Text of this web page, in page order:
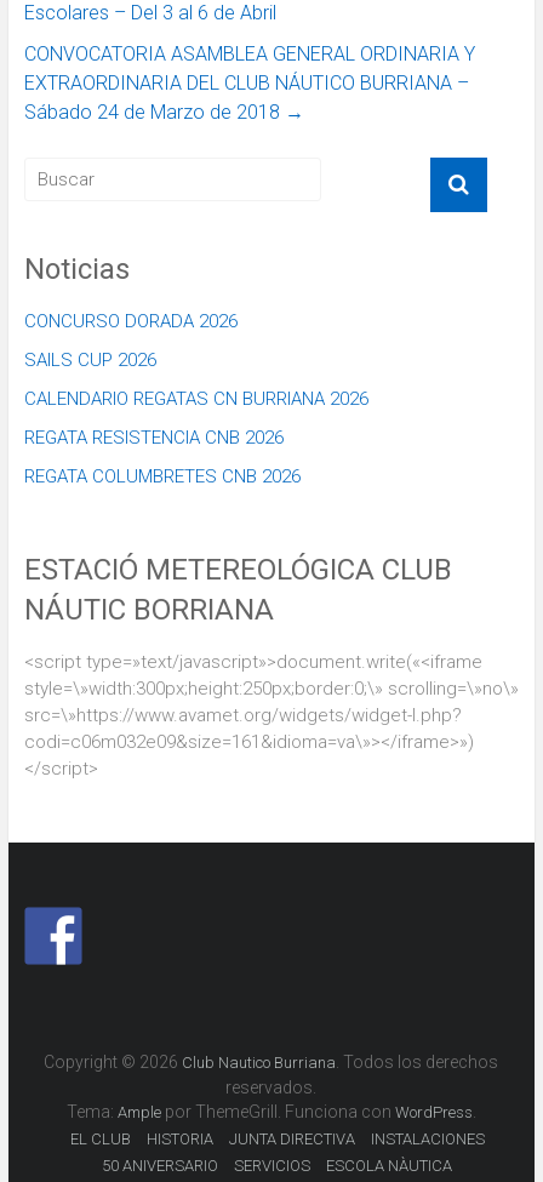
Escolares – Del 3 al 6 de Abril
CONVOCATORIA ASAMBLEA GENERAL ORDINARIA Y
EXTRAORDINARIA DEL CLUB NÁUTICO BURRIANA –
Sábado 24 de Marzo de 2018 →
Noticias
CONCURSO DORADA 2026
SAILS CUP 2026
CALENDARIO REGATAS CN BURRIANA 2026
REGATA RESISTENCIA CNB 2026
REGATA COLUMBRETES CNB 2026
ESTACIÓ METEREOLÓGICA CLUB
NÁUTIC BORRIANA
<script type=»text/javascript»>document.write(«<iframe
style=\»width:300px;height:250px;border:0;\» scrolling=\»no\»
src=\»https://www.avamet.org/widgets/widget-l.php?
codi=c06m032e09&size=161&idioma=va\»></iframe>»)
</script>
Copyright © 2026 Club Nautico Burriana. Todos los derechos
reservados.
Tema: Amplepor ThemeGrill. Funciona con WordPress.
EL CLUB HISTORIA JUNTA DIRECTIVA
INSTALACIONES
50 ANIVERSARIO
SERVICIOS ESCOLA NÀUTICA